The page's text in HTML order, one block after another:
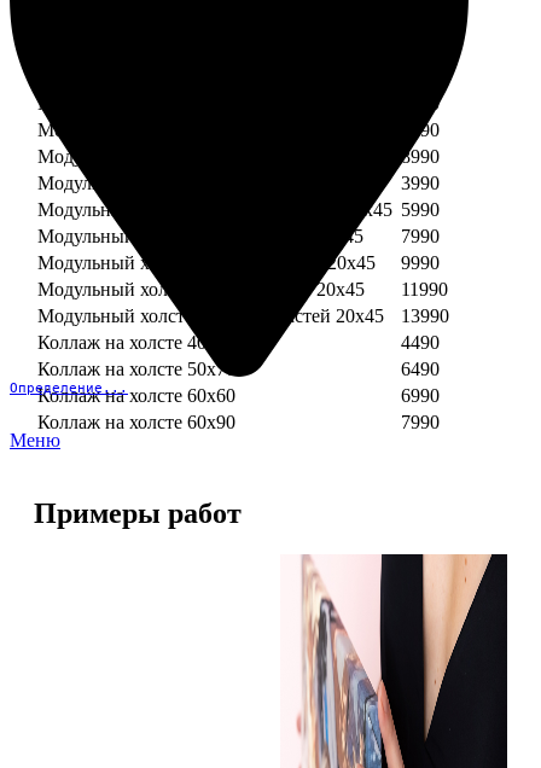
Определение...
Меню
Модульный холст из трех частей 30х40
7490
Модульный холст из двух частей 40х40
5990
Модульный холст из трех частей 40х40
8990
Модульный холст из трех частей 20х45
3990
Модульный холст из четырех частей 20х45 5990
Модульный холст из пяти частей 20х45
7990
Модульный холст из шести частей 20х45
9990
Модульный холст из семи частей 20х45
11990
Модульный холст из восьми частей 20х45
13990
Коллаж на холсте 40х40
4490
Коллаж на холсте 50х70
6490
Коллаж на холсте 60х60
6990
Коллаж на холсте 60х90
7990
Примеры работ